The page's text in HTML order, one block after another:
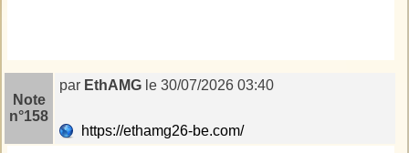
Note
n°158
par EthAMG le 30/07/2026 03:40
https://ethamg26-be.com/